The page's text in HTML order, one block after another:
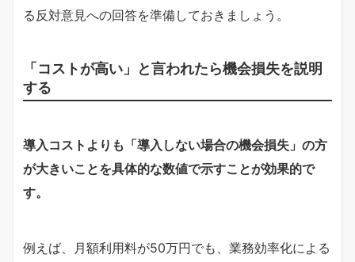
る反対意見への回答を準備しておきましょう。
「コストが高い」と言われたら機会損失を説明
する
導入コストよりも「導入しない場合の機会損失」の方
が大きいことを具体的な数値で示すことが効果的で
す。
例えば、月額利用料が50万円でも、業務効率化による